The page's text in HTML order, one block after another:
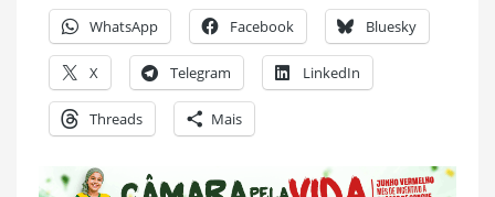
WhatsApp Facebook Bluesky
X Telegram LinkedIn
Threads Mais